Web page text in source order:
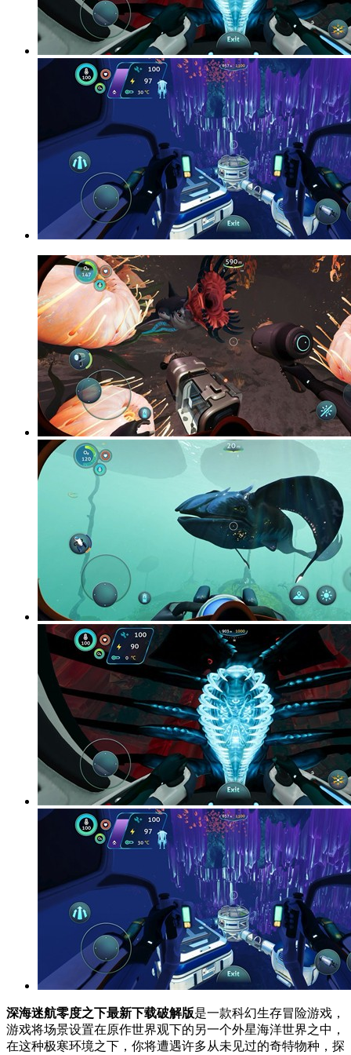
深海迷航零度之下最新下载破解版是一款科幻生存冒险游戏，
游戏将场景设置在原作世界观下的另一个外星海洋世界之中，
在这种极寒环境之下，你将遭遇许多从未见过的奇特物种，探